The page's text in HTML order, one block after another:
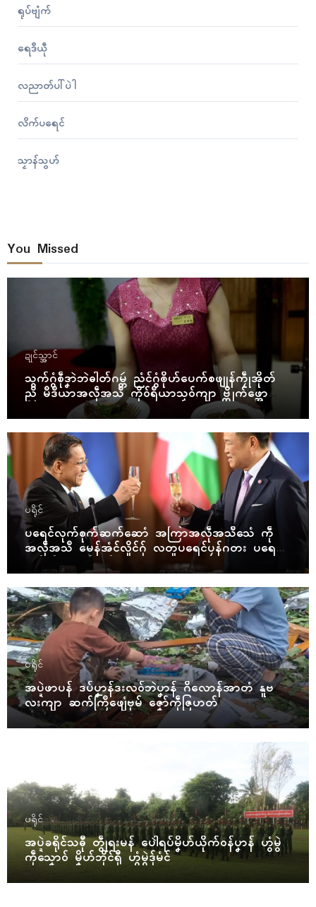
ရုပ်ဗျံက်
ရေဒဳယဵု
လညာတ်ပါ်ပဲါ
လိက်ပရေၚ်
သၟာန်သွဟ်
You Missed
ဍုၚ်သ္အာၚ်
သွက်ဂွံစဵုဒၞာဲဘဲဓါတ်ဂမ္တဴ ညံၚ်ဂွံၜိုဟ်ပေက်စဖျုန်ကၠဵုအိုတ်
ညိ မဳဒဳယာအလဵုအသဳ ကိုဝ်ရဳယာသၟဝ်ကျာ ဗ္တိုက်ဖ္အော
ပရိုၚ်
ပရေၚ်လုက်စုက်ဆက်ဆောံ အကြာအလဵုအသဳသေံ ကဵု
အလဵုအသဳ မေန်အံၚ်လှိုၚ်ဂှ် လတူပရေၚ်ပၠန်ဂတး ပရေၚ်ဇီု
ကပိုက် နွံကၠုၚ်မာန်ဟာ
ပရိုၚ်
အပ္ဍဲဖာပန် ဒပ်ပၞာန်ဒးလဝ်ဘဲပၞာန် ဂိလောန်အာတံ နူဗ
လးကျာ ဆက်ကြဳဖျေံဗုမ် ဇၞော်ကဵုဇြဟတ်
ပရိုၚ်
အပ္ဍဲခရိုၚ်သဓီု တွဵုရးမန် ပေါဲရပ်မၞိဟ်ယိုက်ဝန်ပၞာန် ဟွံမွဲ
ကဵုသၞောဝ် မၞိဟ်ဘိုၚ်ရီု ဟွံမွဲဒှ်မံၚ်